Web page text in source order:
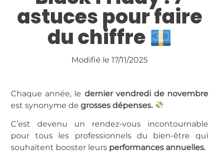
astuces pour faire
du chiffre
Modifié le 17/11/2025
Chaque année, le dernier vendredi de novembre
est synonyme degrosses dépenses.
C’est devenu un rendez-vous incontournable
pour tous les professionnels du bien-être qui
souhaitent booster leurs performances annuelles.